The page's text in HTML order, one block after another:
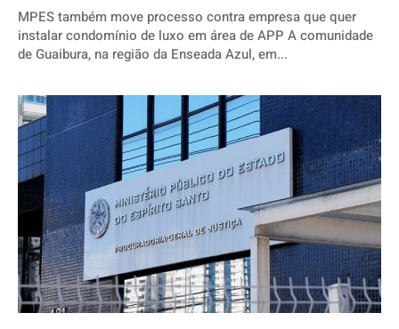
MPES também move processo contra empresa que quer
instalar condomínio de luxo em área de APP A comunidade
de Guaibura, na região da Enseada Azul, em...